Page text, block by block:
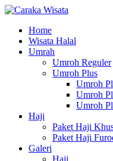
Home
Wisata Halal
Umrah
Umroh Reguler
Umroh Plus
Umroh
Umroh
Umroh
Haji
Paket Haji
Paket Haji
Galeri
Haji